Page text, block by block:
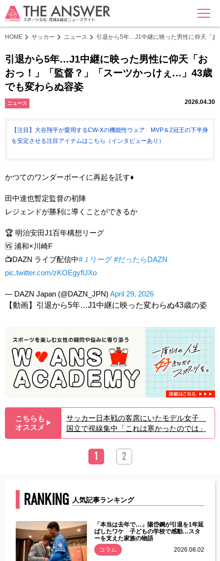
MENU
HOME サッカー ニュース 引退から5年…J1中継に映った男性に仰天「
引退から5年…J1中継に映った男性に仰天「お
おっ！」「監督？」「スーツかっけぇ…」43歳
でも変わらぬ容姿
ニュース 2026.04.30
【注目】大谷翔平が愛用するCW-Xの機能性ウェア MVP＆2冠王の下半身
を安定させる注目アイテムはこちら（インタビューあり）
かつてのワンダーボーイに再起を託す♦️
田中達也暫定監督の初陣
レジェンドが勝利に導くことができるか
🏆 明治安田J1百年構想リーグ
🆚 浦和×川崎F
📺DAZN ライブ配信中#Ｊリーグ #だったらDAZN
pic.twitter.com/zKOEgyfUXo
— DAZN Japan (@DAZN_JPN) April 29, 2026
【動画】引退から5年…J1中継に映った変わらぬ43歳の姿
こちらも
オススメ ▶︎
サッカー日本戦の客席にいたモデル女子
国立で視線集中「これは寒かったのでは」
1 2
RANKING 人気記事ランキング
「本当は去年で…」陽岱鋼が引退を1年延
ばしたワケ 子どもの学校で感動…スタ
ーを支えた家族の物語
コラム
2026.08.02